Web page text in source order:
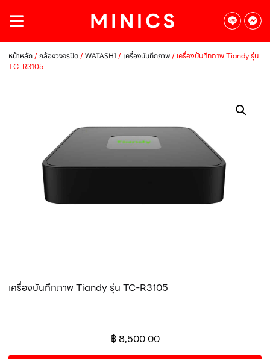
หน้าหลัก/กล้องวงจรปิด/WATASHI/ เครื่องบันทึกภาพ/ เครื่องบันทึกภาพ Tiandy รุ่น
TC-R3105
เครื่องบันทึกภาพ Tiandy รุ่น TC-R3105
฿8,500.00